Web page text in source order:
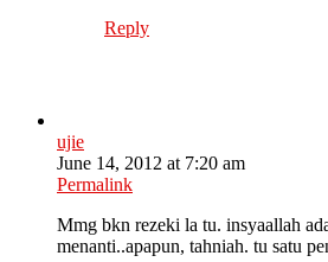
Reply
ujie
June 14, 2012 at 7:20 am
Permalink
Mmg bkn rezeki la tu. insyaallah
menanti..apapun, tahniah. tu satu